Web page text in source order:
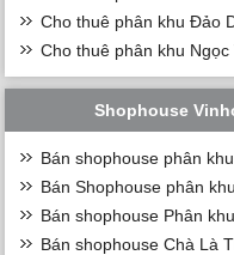
Cho thuê phân khu Đảo
Cho thuê phân khu
Shophouse
Bán shophouse phân
Bán Shophouse phân
Bán shophouse Phân
Bán shophouse Chà Là